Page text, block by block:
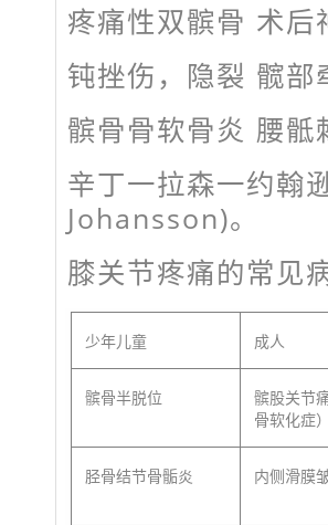
疼痛性双髌骨 术后
钝挫伤，隐裂 髋部
髌骨骨软骨炎 腰骶
辛丁一拉森一约翰
Johansson)。
膝关节疼痛的常见
少年儿童 成人
髌骨半脱位
髌股关节
骨软化症）
胫骨结节骨骺炎 内侧滑膜